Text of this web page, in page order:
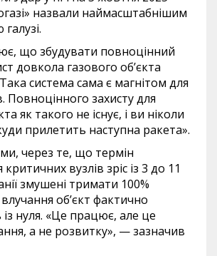
назвали наймасштабнішим
що збудувати повноцінний
довкола газового об’єкта
система сама є магнітом для
Повноцінного захисту для
як такого не існує, і ви ніколи
прилетить наступна ракета».
через те, що термін
вузлів зріс із 3 до 11
змушені тримати 100%
влучання об’єкт фактично
нуля. «Це працює, але це
а не розвитку», — зазначив